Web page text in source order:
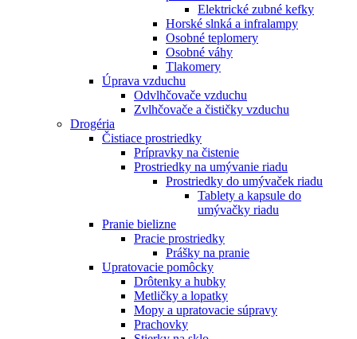
Elektrické zubné kefky
Horské slnká a infralampy
Osobné teplomery
Osobné váhy
Tlakomery
Úprava vzduchu
Odvlhčovače vzduchu
Zvlhčovače a čističky vzduchu
Drogéria
Čistiace prostriedky
Prípravky na čistenie
Prostriedky na umývanie riadu
Prostriedky do umývaček riadu
Tablety a kapsule do
umývačky riadu
Pranie bielizne
Pracie prostriedky
Prášky na pranie
Upratovacie pomôcky
Drôtenky a hubky
Metličky a lopatky
Mopy a upratovacie súpravy
Prachovky